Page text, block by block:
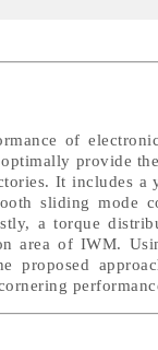
of
provide
It includes a
sliding mode
a torque
area of IWM.
proposed